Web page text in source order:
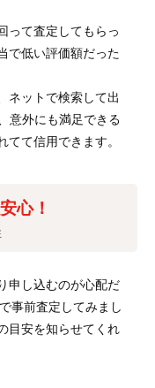
って査定してもらっ
で低い評価額だった
ネットで検索して出
意外にも満足できる
て信用できます。
心！
申し込むのが心配だ
事前査定してみまし
目安を知らせてくれ